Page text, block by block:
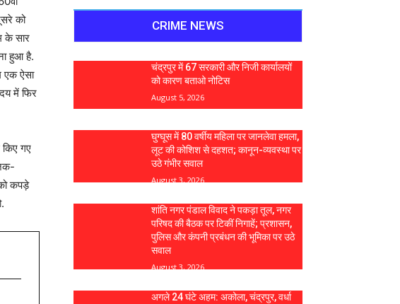
को
के सार
हुआ है.
एक ऐसा
में फिर
किए गए
कपड़े
CRIME NEWS
चंद्रपुर में 67 सरकारी और निजी कार्यालयों
को कारण बताओ नोटिस
August 5, 2026
घुग्घूस में 80 वर्षीय महिला पर जानलेवा हमला,
लूट की कोशिश से दहशत; कानून-व्यवस्था पर
उठे गंभीर सवाल
August 3, 2026
शांति नगर पंडाल विवाद ने पकड़ा तूल, नगर
परिषद की बैठक पर टिकीं निगाहें; प्रशासन,
पुलिस और कंपनी प्रबंधन की भूमिका पर उठे
सवाल
August 3, 2026
अगले 24 घंटे अहम: अकोला, चंद्रपुर, वर्धा